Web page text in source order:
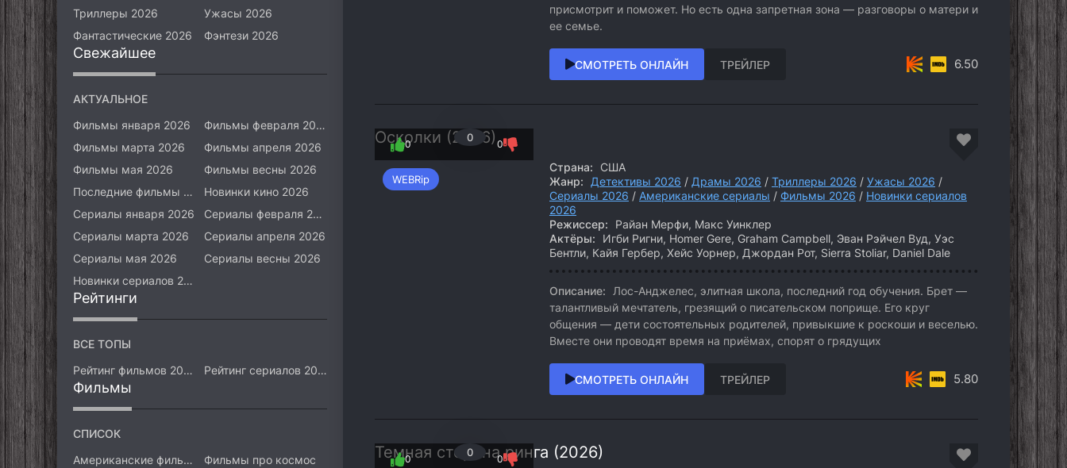
присмотрит и поможет. Но есть одна запретная зона — разговоры о матери и
ее семье.
СМОТРЕТЬ ОНЛАЙН ТРЕЙЛЕР 6.50
Осколки (2026)
WEBRip
0
0 0
Страна:
США
Жанр:
Детективы 2026 / Драмы 2026 / Триллеры 2026 / Ужасы 2026 /
Сериалы 2026 / Американские сериалы / Фильмы 2026 / Новинки сериалов
2026
Режиссер:
Райан Мерфи, Макс Уинклер
Актёры:
Игби Ригни, Homer Gere, Graham Campbell, Эван Рэйчел Вуд, Уэс
Бентли, Кайя Гербер, Хейс Уорнер, Джордан Рот, Sierra Stoliar, Daniel Dale
Описание:
Лос-Анджелес, элитная школа, последний год обучения. Брет —
талантливый мечтатель, грезящий о писательском поприще. Его круг
общения — дети состоятельных родителей, привыкшие к роскоши и веселью.
Вместе они проводят время на приёмах, спорят о грядущих
СМОТРЕТЬ ОНЛАЙН ТРЕЙЛЕР 5.80
Темная сторона ринга (2026)
0
0 0
Триллеры 2026
Ужасы 2026
Фантастические 2026
Фэнтези 2026
Свежайшее
АКТУАЛЬНОЕ
Фильмы января 2026
Фильмы февраля 2026
Фильмы марта 2026
Фильмы апреля 2026
Фильмы мая 2026
Фильмы весны 2026
Последние фильмы 2026
Новинки кино 2026
Сериалы января 2026
Сериалы февраля 2026
Сериалы марта 2026
Сериалы апреля 2026
Сериалы мая 2026
Сериалы весны 2026
Новинки сериалов 2026
Рейтинги
ВСЕ ТОПЫ
Рейтинг фильмов 2026
Рейтинг сериалов 2026
Фильмы
СПИСОК
Американские фильмы
Фильмы про космос